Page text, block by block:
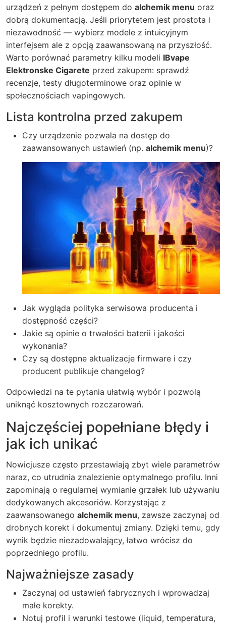
urządzeń z pełnym dostępem do alchemik menu oraz
dobrą dokumentacją. Jeśli priorytetem jest prostota i
niezawodność — wybierz modele z intuicyjnym
interfejsem ale z opcją zaawansowaną na przyszłość.
Warto porównać parametry kilku modeli IBvape
Elektronske Cigarete przed zakupem: sprawdź
recenzje, testy długoterminowe oraz opinie w
społecznościach vapingowych.
Lista kontrolna przed zakupem
Czy urządzenie pozwala na dostęp do
zaawansowanych ustawień (np. alchemik menu)?
Jak wygląda polityka serwisowa producenta i
dostępność części?
Jakie są opinie o trwałości baterii i jakości
wykonania?
Czy są dostępne aktualizacje firmware i czy
producent publikuje changelog?
Odpowiedzi na te pytania ułatwią wybór i pozwolą
uniknąć kosztownych rozczarowań.
Najczęściej popełniane błędy i
jak ich unikać
Nowicjusze często przestawiają zbyt wiele parametrów
naraz, co utrudnia znalezienie optymalnego profilu. Inni
zapominają o regularnej wymianie grzałek lub używaniu
dedykowanych akcesoriów. Korzystając z
zaawansowanego alchemik menu, zawsze zaczynaj od
drobnych korekt i dokumentuj zmiany. Dzięki temu, gdy
wynik będzie niezadowalający, łatwo wrócisz do
poprzedniego profilu.
Najważniejsze zasady
Zaczynaj od ustawień fabrycznych i wprowadzaj
małe korekty.
Notuj profil i warunki testowe (liquid, temperatura,